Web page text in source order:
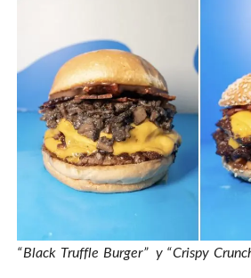
“Black Truffle Burger” y “Crispy